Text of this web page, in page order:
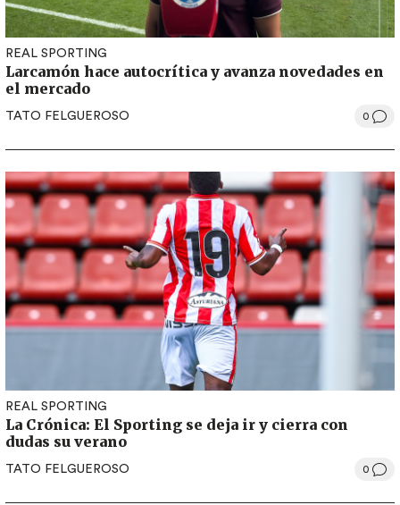
REAL SPORTING
Larcamón hace autocrítica y avanza novedades en
el mercado
TATO FELGUEROSO 0
REAL SPORTING
La Crónica: El Sporting se deja ir y cierra con
dudas su verano
TATO FELGUEROSO 0